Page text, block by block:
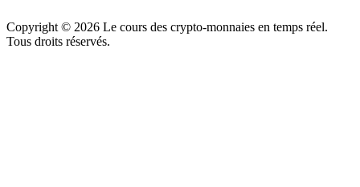
Copyright © 2026 Le cours des crypto-monnaies en temps réel.
Tous droits réservés.